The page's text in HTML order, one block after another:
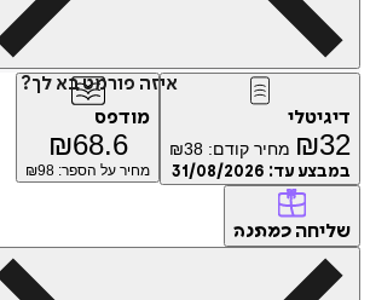
איזה פורמט בא לך?
דיגיטלי
₪32 מחיר קודם: ₪38
במבצע עד: 31/08/2026
מודפס
₪68.6
מחיר על הספר: ₪ 98
שליחה כמתנה